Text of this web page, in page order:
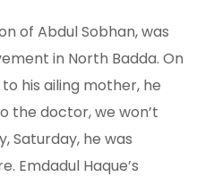
of Abdul Sobhan, was
in North Badda. On
his ailing mother, he
the doctor, we won’t
Saturday, he was
Emdadul Haque’s